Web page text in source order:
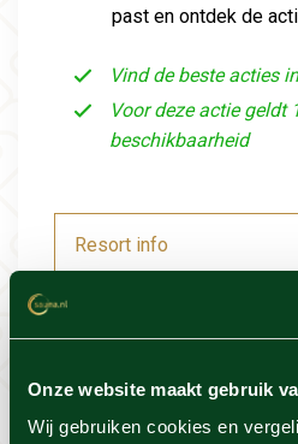
Onze website maakt gebruik
Wij gebruiken cookies en
past en ontdek de
Vind de beste acties
Voor deze actie geldt
beschikbaarheid
Resort info
Locatie